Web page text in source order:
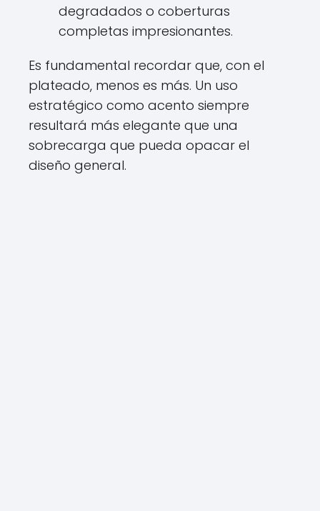
degradados o coberturas
completas impresionantes.
Es fundamental recordar que, con el
plateado, menos es más. Un uso
estratégico como acento siempre
resultará más elegante que una
sobrecarga que pueda opacar el
diseño general.